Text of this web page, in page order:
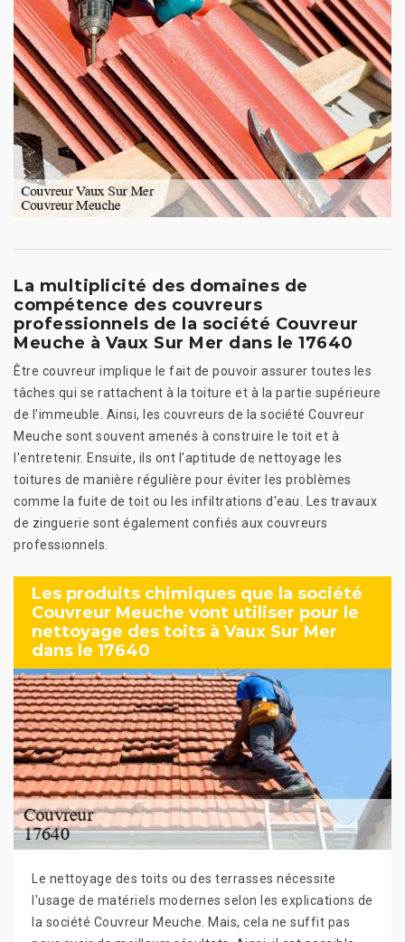
La multiplicité des domaines de
compétence des couvreurs
professionnels de la société Couvreur
Meuche à Vaux Sur Mer dans le 17640
Être couvreur implique le fait de pouvoir assurer toutes les
tâches qui se rattachent à la toiture et à la partie supérieure
de l'immeuble. Ainsi, les couvreurs de la société Couvreur
Meuche sont souvent amenés à construire le toit et à
l'entretenir. Ensuite, ils ont l'aptitude de nettoyage les
toitures de manière régulière pour éviter les problèmes
comme la fuite de toit ou les infiltrations d'eau. Les travaux
de zinguerie sont également confiés aux couvreurs
professionnels.
Les produits chimiques que la société
Couvreur Meuche vont utiliser pour le
nettoyage des toits à Vaux Sur Mer
dans le 17640
Le nettoyage des toits ou des terrasses nécessite
l'usage de matériels modernes selon les explications de
la société Couvreur Meuche. Mais, cela ne suffit pas